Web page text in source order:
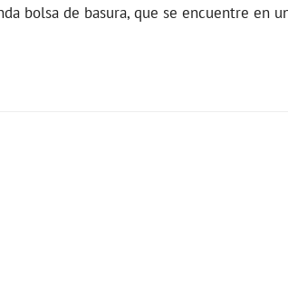
bolsa de basura, que se encuentre en